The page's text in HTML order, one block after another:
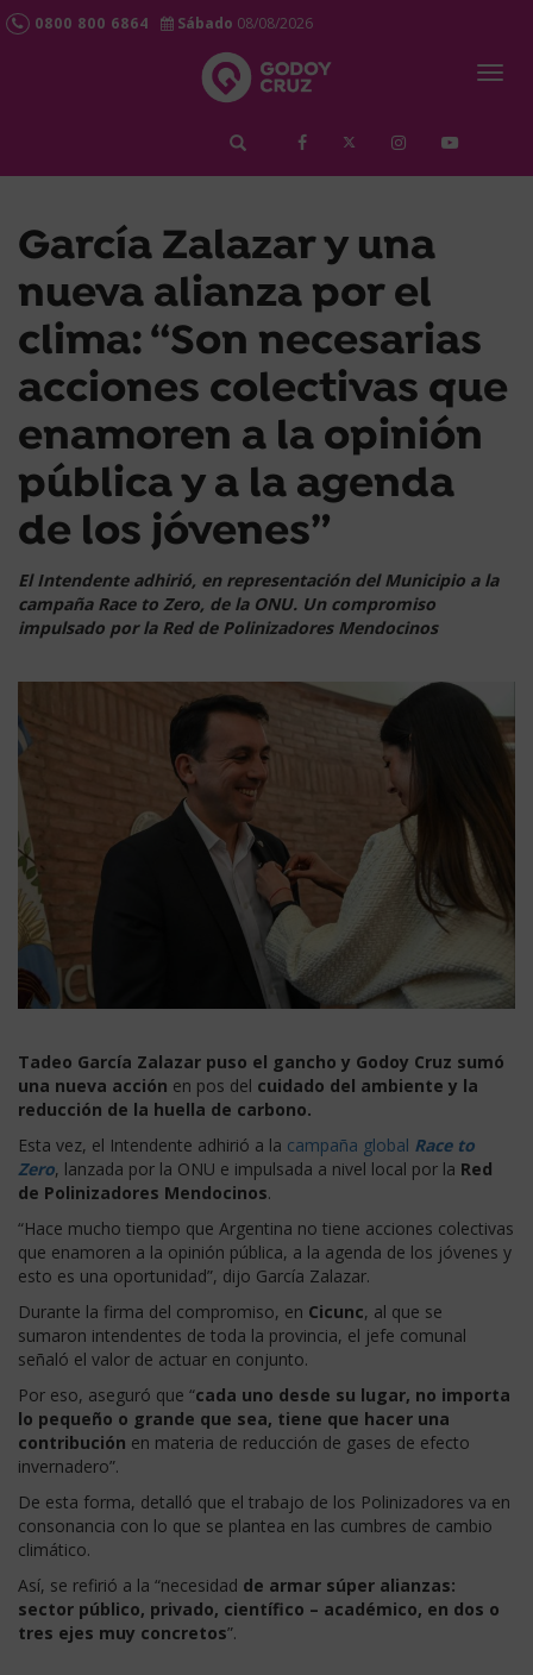
0800 800 6864 Sábado 08/08/2026
García Zalazar y una
nueva alianza por el
clima: “Son necesarias
acciones colectivas que
enamoren a la opinión
pública y a la agenda
de los jóvenes”
El Intendente adhirió, en representación del Municipio a la
campaña Race to Zero, de la ONU. Un compromiso
impulsado por la Red de Polinizadores Mendocinos
Tadeo García Zalazar puso el gancho y Godoy Cruz sumó
una nueva acción en pos del cuidado del ambiente y la
reducción de la huella de carbono.
Esta vez, el Intendente adhirió a la campaña global Race to
Zero, lanzada por la ONU e impulsada a nivel local por la Red
de Polinizadores Mendocinos.
“Hace mucho tiempo que Argentina no tiene acciones colectivas
que enamoren a la opinión pública, a la agenda de los jóvenes y
esto es una oportunidad”, dijo García Zalazar.
Durante la firma del compromiso, en Cicunc, al que se
sumaron intendentes de toda la provincia, el jefe comunal
señaló el valor de actuar en conjunto.
Por eso, aseguró que “cada uno desde su lugar, no importa
lo pequeño o grande que sea, tiene que hacer una
contribución en materia de reducción de gases de efecto
invernadero”.
De esta forma, detalló que el trabajo de los Polinizadores va en
consonancia con lo que se plantea en las cumbres de cambio
climático.
Así, se refirió a la “necesidad de armar súper alianzas:
sector público, privado, científico – académico, en dos o
tres ejes muy concretos”.